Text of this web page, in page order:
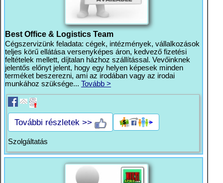
Best Office & Logistics Team
Cégszervizünk feladata: cégek, intézmények, vállalkozások
teljes körű ellátása versenyképes áron, kedvező fizetési
feltételek mellett, díjtalan házhoz szállítással. Vevőinknek
jelentős előnyt jelent, hogy egy helyen képesek minden
terméket beszerezni, ami az irodában vagy az irodai
munkához szüksége... Tovább >
További részletek >>
Szolgáltatás